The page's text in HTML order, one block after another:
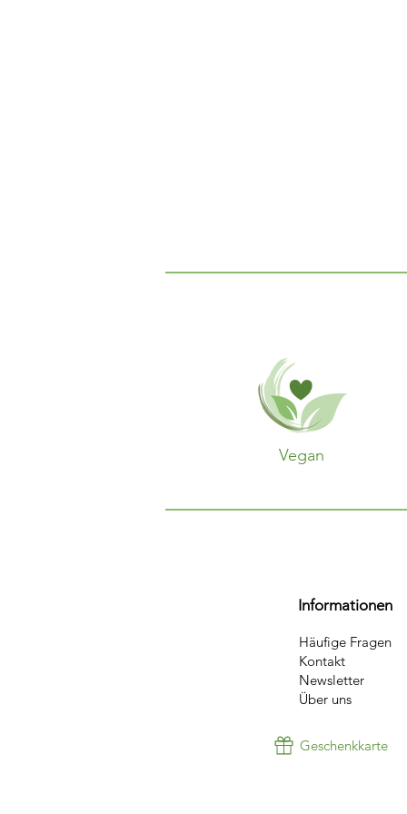
Vegan
Informationen
Häufige Fragen
Kontakt
Newsletter
Über uns
Geschenkkarte